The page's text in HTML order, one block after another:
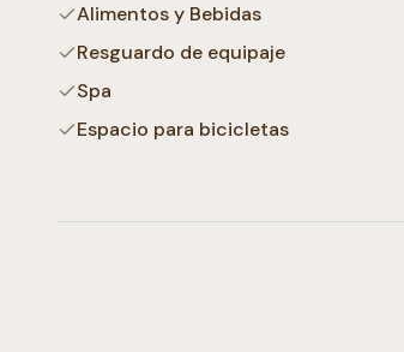
Alimentos y Bebidas
Resguardo de equipaje
Spa
Espacio para bicicletas